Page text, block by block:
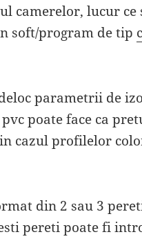
camerelor, lucur ce
soft/program de tip
parametrii de
poate face ca
cazul profilelor
din 2 sau 3
pereti poate fi